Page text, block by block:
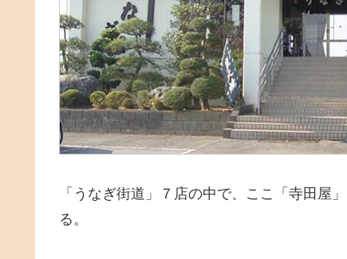
「うなぎ街道」７店の中で、ここ「寺田屋
る。